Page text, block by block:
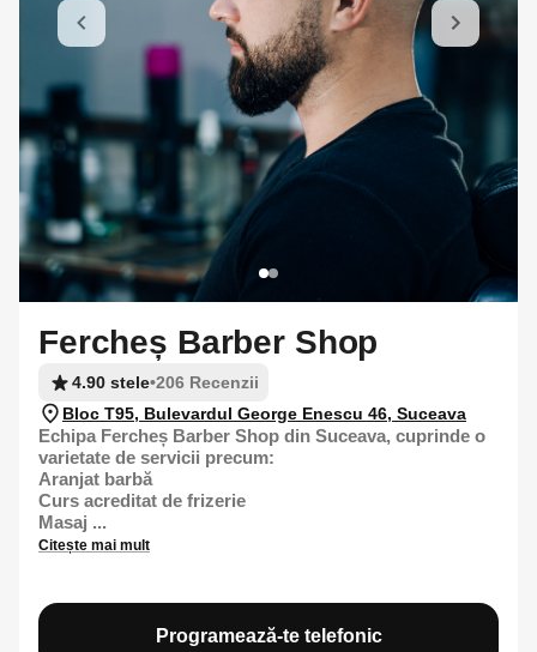
Fercheș Barber Shop
4.90 stele•206 Recenzii
Bloc T95, Bulevardul George Enescu 46, Suceava
Echipa Fercheș Barber Shop din Suceava, cuprinde o
varietate de servicii precum:
Aranjat barbă
Curs acreditat de frizerie
Masaj ...
Citește mai mult
Programează-te telefonic